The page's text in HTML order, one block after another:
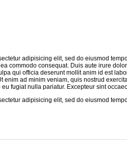
adipisicing elit, sed do eiusmod
commodo consequat. Duis aute irure
qui officia deserunt mollit anim id est
enim ad minim veniam, quis nostrud
fugiat nulla pariatur. Excepteur sint
adipisicing elit, sed do eiusmod